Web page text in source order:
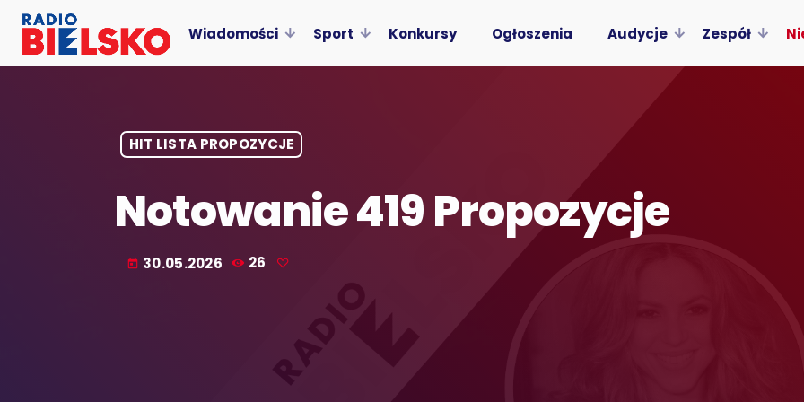
Wiadomości Sport Konkursy Ogłoszenia Audycje Zespół
HIT LISTA PROPOZYCJE
Notowanie 419 Propozycje
today 30.05.2026 26